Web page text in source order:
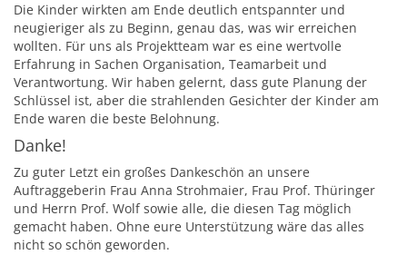
Die Kinder wirkten am Ende deutlich entspannter und
neugieriger als zu Beginn, genau das, was wir erreichen
wollten. Für uns als Projektteam war es eine wertvolle
Erfahrung in Sachen Organisation, Teamarbeit und
Verantwortung. Wir haben gelernt, dass gute Planung der
Schlüssel ist, aber die strahlenden Gesichter der Kinder am
Ende waren die beste Belohnung.
Danke!
Zu guter Letzt ein großes Dankeschön an unsere
Auftraggeberin Frau Anna Strohmaier, Frau Prof. Thüringer
und Herrn Prof. Wolf sowie alle, die diesen Tag möglich
gemacht haben. Ohne eure Unterstützung wäre das alles
nicht so schön geworden.